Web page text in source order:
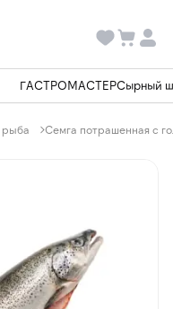
ГАСТРОМАСТЕРСырный
Семга потрашенная с